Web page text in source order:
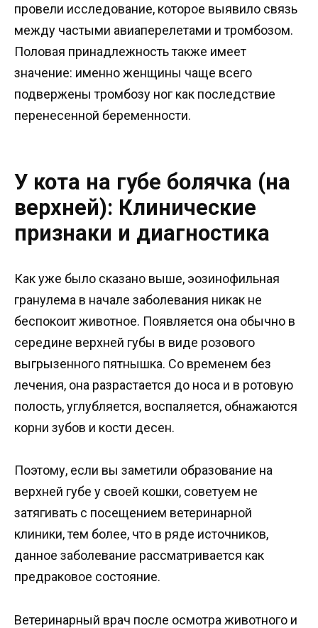
провели исследование, которое выявило связь
между частыми авиаперелетами и тромбозом.
Половая принадлежность также имеет
значение: именно женщины чаще всего
подвержены тромбозу ног как последствие
перенесенной беременности.
У кота на губе болячка (на
верхней): Клинические
признаки и диагностика
Как уже было сказано выше, эозинофильная
гранулема в начале заболевания никак не
беспокоит животное. Появляется она обычно в
середине верхней губы в виде розового
выгрызенного пятнышка. Со временем без
лечения, она разрастается до носа и в ротовую
полость, углубляется, воспаляется, обнажаются
корни зубов и кости десен.
Поэтому, если вы заметили образование на
верхней губе у своей кошки, советуем не
затягивать с посещением ветеринарной
клиники, тем более, что в ряде источников,
данное заболевание рассматривается как
предраковое состояние.
Ветеринарный врач после осмотра животного и